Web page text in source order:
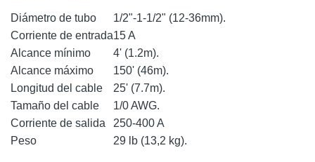
Diámetro de tubo
1/2"-1-1/2" (12-36mm).
Corriente de entrada15 A
Alcance mínimo
4' (1.2m).
Alcance máximo
150' (46m).
Longitud del cable
25' (7.7m).
Tamaño del cable
1/0 AWG.
Corriente de salida
250-400 A
Peso
29 lb (13,2 kg).